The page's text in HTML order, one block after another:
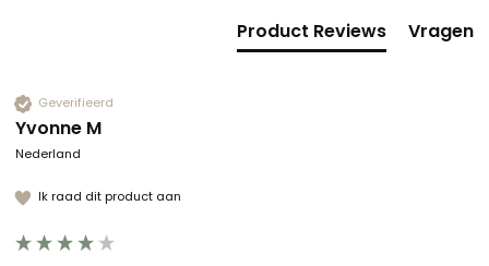
Product Reviews Vragen
Geverifieerd
Yvonne M
Nederland
Ik raad dit product aan